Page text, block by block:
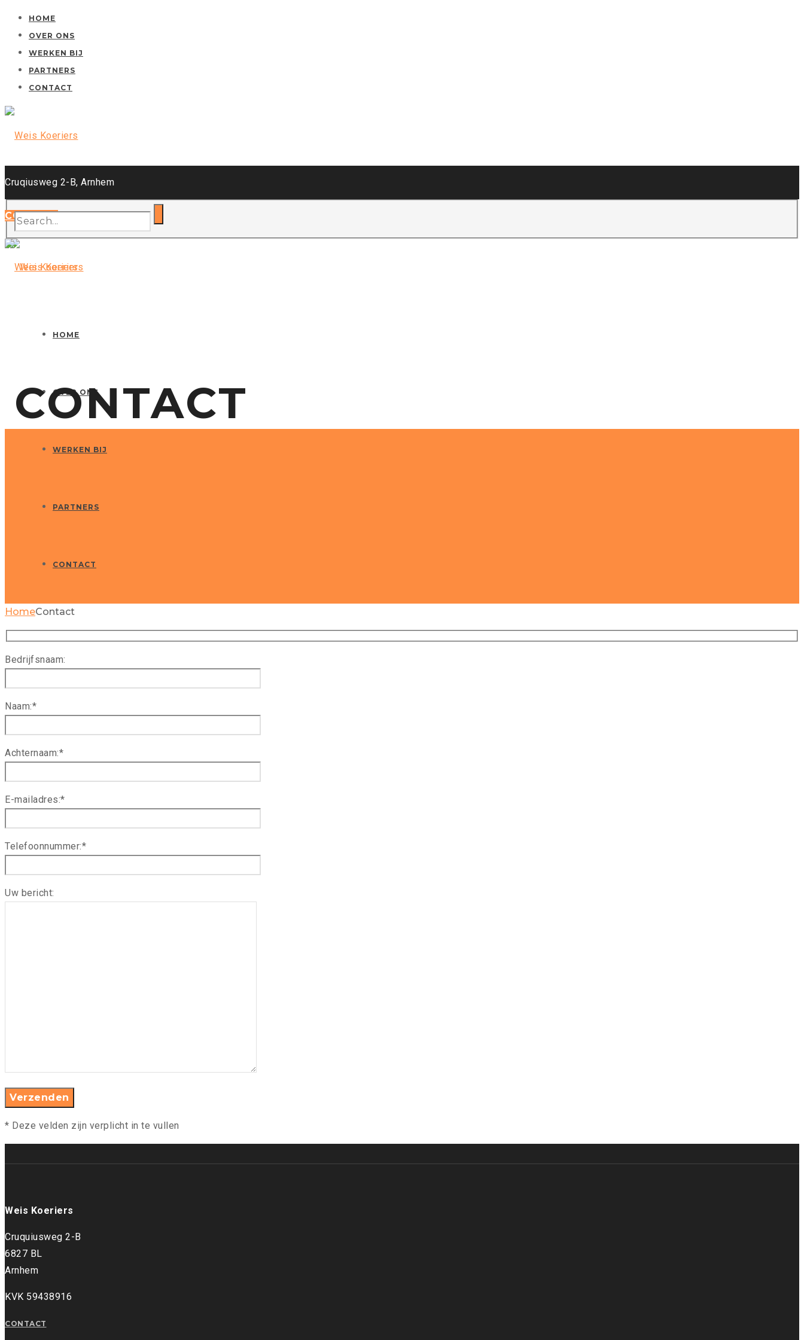
HOME
OVER ONS
WERKEN BIJ
PARTNERS
CONTACT
Cruqiusweg 2-B, Arnhem
085-4000 504
info@weiskoeriers.nl
CONTACT
HOME
OVER ONS
WERKEN BIJ
PARTNERS
CONTACT
CONTACT
HomeContact
Bedrijfsnaam:
Naam:*
Achternaam:*
E-mailadres:*
Telefoonnummer:*
Uw bericht:
* Deze velden zijn verplicht in te vullen
Weis Koeriers
Cruquiusweg 2-B
6827 BL
Arnhem
KVK 59438916
CONTACT